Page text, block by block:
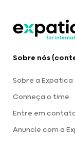
Sobre nós
Sobre a Expatica
Conheça o time
Entre em
Anuncie com a